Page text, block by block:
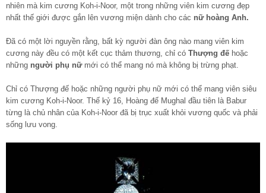
nhiên mà kim cương Koh-i-Noor, một trong những viên kim cương đẹp
nhất thế giới được gắn lên vương miện dành cho các nữ hoàng Anh.
Đã có một lời nguyền rằng, bất kỳ người đàn ông nào mang viên kim
cương này đều có một kết cục thảm thương, chỉ có Thượng đế hoặc
những người phụ nữmới có thể mang nó mà không bị trừng phạt.
Chỉ có Thượng đế hoặc những người phụ nữ mới có thể mang viên siêu
kim cương Koh-i-Noor. Thế kỷ 16, Hoàng đế Mughal đầu tiên là Babur
từng là chủ nhân của Koh-i-Noor đã bị trục xuất khỏi vương quốc và phải
sống lưu vong.